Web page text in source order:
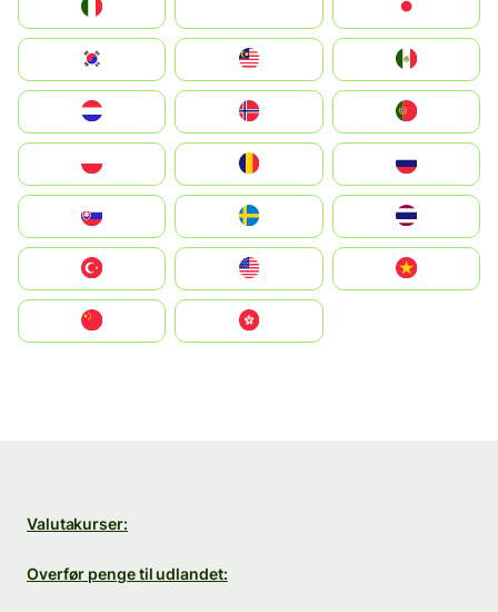
South Korea
United States
中國香港特別行政區
Valutakurser:
Overfør penge til udlandet: